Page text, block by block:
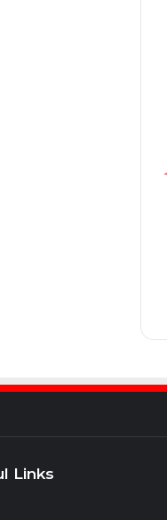
Links